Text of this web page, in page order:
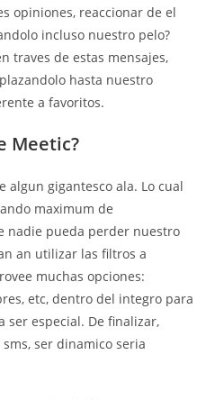
opiniones, reaccionar de el
incluso nuestro pelo?
traves de estas mensajes,
hasta nuestro
a favoritos.
Meetic?
algun gigantesco ala. Lo cual
maximum de
nadie pueda perder nuestro
an utilizar las filtros a
muchas opciones:
etc, dentro del integro para
ser especial. De finalizar,
ser dinamico seri­a